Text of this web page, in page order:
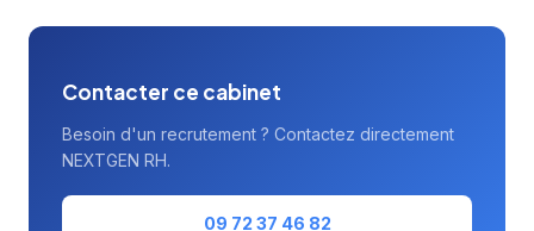
Contacter ce cabinet
Besoin d'un recrutement ? Contactez directement
NEXTGEN RH.
09 72 37 46 82